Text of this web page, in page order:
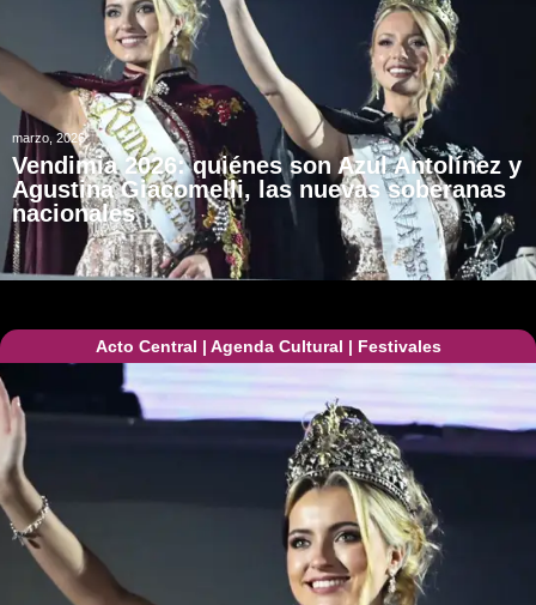
marzo, 2026
Vendimia 2026: quiénes son Azul Antolínez y
Agustina Giacomelli, las nuevas soberanas
nacionales
Acto Central | Agenda Cultural | Festivales